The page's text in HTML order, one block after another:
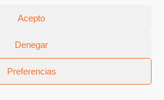
Acepto
Denegar
Preferencias
Hostelería 1,5L